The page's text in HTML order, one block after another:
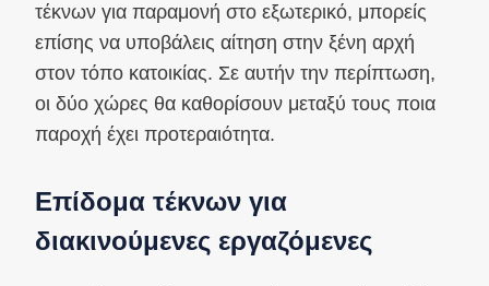
τέκνων για παραμονή στο εξωτερικό, μπορείς
επίσης να υποβάλεις αίτηση στην ξένη αρχή
στον τόπο κατοικίας. Σε αυτήν την περίπτωση,
οι δύο χώρες θα καθορίσουν μεταξύ τους ποια
παροχή έχει προτεραιότητα.
Επίδομα τέκνων για
διακινούμενες εργαζόμενες